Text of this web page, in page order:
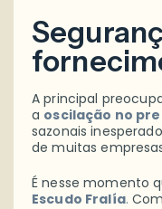
A principal
a oscilação no
sazonais
de muitas
É nesse momento
Escudo Fralía.